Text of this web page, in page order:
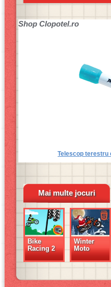
Shop Clopotel.ro
Telescop terestru
Mai multe jocuri
Bike
Racing 2
Winter
Moto